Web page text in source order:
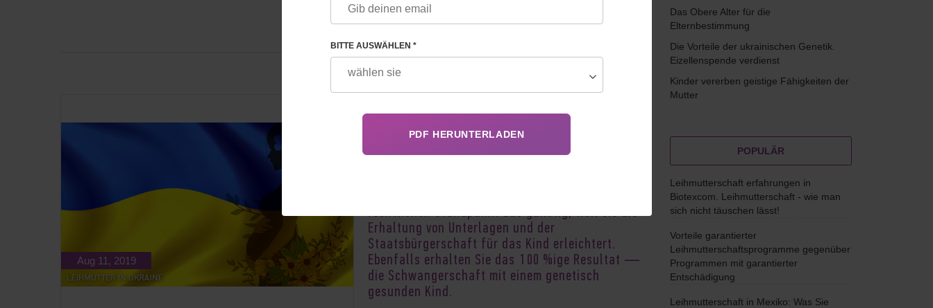
Aug 11, 2019
Die Kinderwunschklinik des Professors Feskow
A.M. bietet den Ehepaaren die Leihmutterschaft in
der Ukraine mit der Möglichkeit, eine Leihmutter
rechtlichen Standpunkt aus günstig, weil sie die
Erhaltung von Unterlagen und der
Staatsbürgerschaft für das Kind erleichtert.
Ebenfalls erhalten Sie das 100 %ige Resultat —
die Schwangerschaft mit einem genetisch
gesunden Kind.
Das Obere Alter für die
Elternbestimmung
Die Vorteile der ukrainischen Genetik.
Eizellenspende verdienst
Kinder vererben geistige Fähigkeiten der
Mutter
POPULÄR
Leihmutterschaft erfahrungen in
Biotexcom. Leihmutterschaft - wie man
sich nicht täuschen lässt!
Vorteile garantierter
Leihmutterschaftsprogramme gegenüber
Programmen mit garantierter
Entschädigung
Leihmutterschaft in Mexiko: Was Sie
BITTE AUSWÄHLEN *